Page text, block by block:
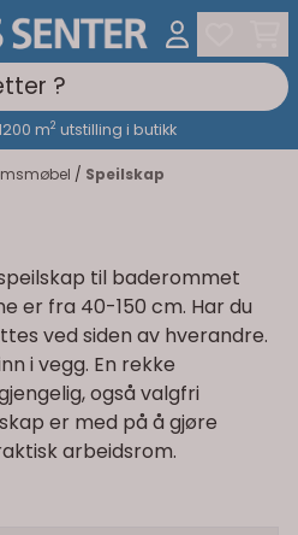
m2 utstilling i butikk
/ Speilskap
til baderommet
er fra 40-150 cm. Har du
ved siden av hverandre.
i vegg. En rekke
også valgfri
er med på å gjøre
arbeidsrom.